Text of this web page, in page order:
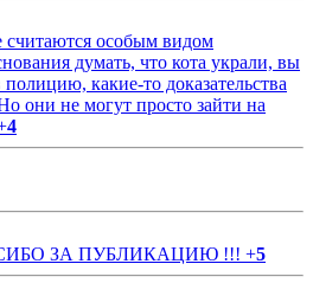
особым видом
думать, что кота украли, вы
какие-то доказательства
они не могут просто зайти на
4
ЗА ПУБЛИКАЦИЮ !!! +5